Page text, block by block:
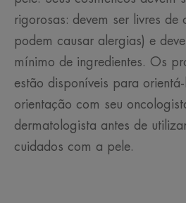
rigorosas: devem ser livres de
podem causar alergias) e
mínimo de ingredientes. Os
estão disponíveis para
orientação com seu
dermatologista antes de
cuidados com a pele.